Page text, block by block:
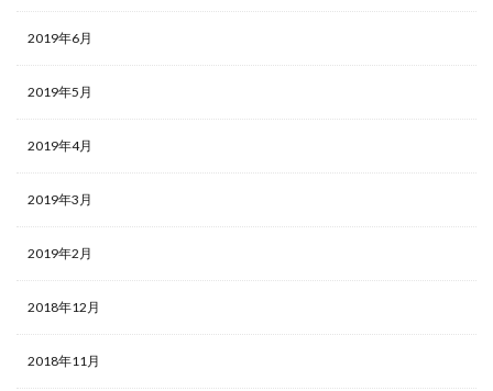
2019年6月
2019年5月
2019年4月
2019年3月
2019年2月
2018年12月
2018年11月